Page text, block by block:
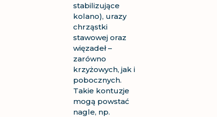
stabilizujące
kolano), urazy
chrząstki
stawowej oraz
więzadeł –
zarówno
krzyżowych, jak i
pobocznych.
Takie kontuzje
mogą powstać
nagle, np.